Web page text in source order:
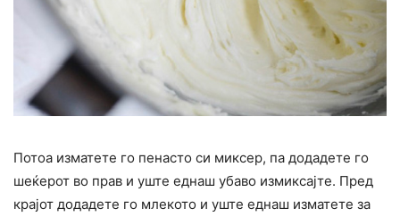
Потоа изматете го пенасто си миксер, па додадете го
шеќерот во прав и уште еднаш убаво измиксајте. Пред
крајот додадете го млекото и уште еднаш изматете за